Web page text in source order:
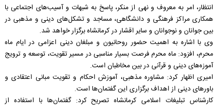
انتظار، امر به معروف و نهی از منکر، پاسخ به شبهات و آسیب‌های اجتماعی با
همکاری مراکز فرهنگی و دانشگاهی، مساجد و تشکل‌های دینی و مذهبی در
بین جوانان و نوجوانان و سایر اقشار در کرمانشاه برگزار خواهد شد.
وی با اشاره به اهمیت حضور روحانیون و مبلغان دینی اعزامی در ایام ماه
محرم، افزود: ماه محرم فرصت بسیار مناسبی در مسیر تقویت، توسعه و ترویج
آموزه‌های دینی و قرآنی در بین مخاطبان است.
امیری اظهار کرد: مشاوره مذهبی، آموزش احکام و تقویت مبانی اعتقادی و
باورهای دینی از اهداف برگزاری این گفتمان‌ها است.
کارشناس تبلیغات اسلامی کرمانشاه تصریح کرد: گفتمان‌ها با استفاده از